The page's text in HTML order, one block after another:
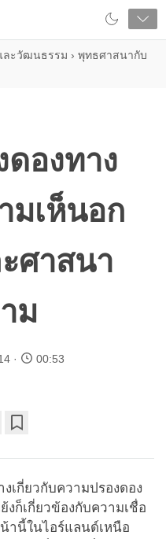
ละวัฒนธรรม › พุทธศาสนากับ
ดองทาง
มเห็นอก
ศาสนา
ม
00:53
เกี่ยวกับความปรองดอง
ก็เกี่ยวข้องกับความเชื่อ
านี้ในไอร์แลนด์เหนือ